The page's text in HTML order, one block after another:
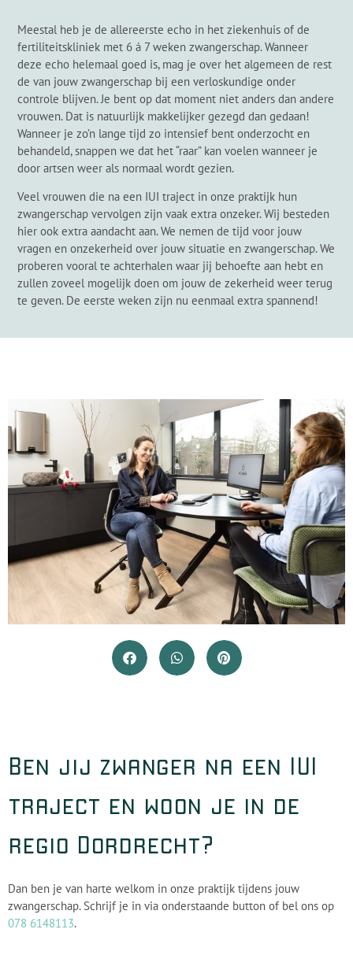
Meestal heb je de allereerste echo in het ziekenhuis of de
fertiliteitskliniek met 6 á 7 weken zwangerschap. Wanneer
deze echo helemaal goed is, mag je over het algemeen de rest
de van jouw zwangerschap bij een verloskundige onder
controle blijven. Je bent op dat moment niet anders dan andere
vrouwen. Dat is natuurlijk makkelijker gezegd dan gedaan!
Wanneer je zo’n lange tijd zo intensief bent onderzocht en
behandeld, snappen we dat het “raar” kan voelen wanneer je
door artsen weer als normaal wordt gezien.
Veel vrouwen die na een IUI traject in onze praktijk hun
zwangerschap vervolgen zijn vaak extra onzeker. Wij besteden
hier ook extra aandacht aan. We nemen de tijd voor jouw
vragen en onzekerheid over jouw situatie en zwangerschap. We
proberen vooral te achterhalen waar jij behoefte aan hebt en
zullen zoveel mogelijk doen om jouw de zekerheid weer terug
te geven. De eerste weken zijn nu eenmaal extra spannend!
Ben jij zwanger na een IUI
traject en woon je in de
regio Dordrecht?
Dan ben je van harte welkom in onze praktijk tijdens jouw
zwangerschap. Schrijf je in via onderstaande button of bel ons op
078 6148113.